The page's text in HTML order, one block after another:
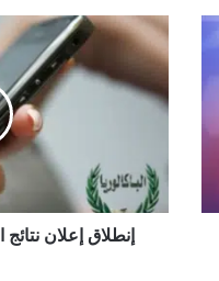
إنطلاق
إعلان
نتائج
الدورة
الرئيسية
إنطلاق إعلان نتائج